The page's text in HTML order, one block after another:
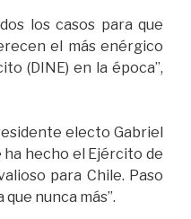
los casos para que
el más enérgico
(DINE) en la época”,
electo Gabriel
ha hecho el Ejército de
para Chile. Paso
nunca más”.